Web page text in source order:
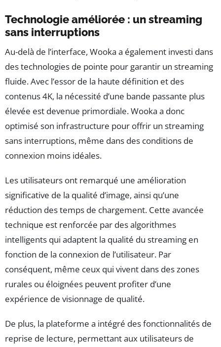
Technologie améliorée : un streaming
sans interruptions
Au-delà de l’interface, Wooka a également investi dans
des technologies de pointe pour garantir un streaming
fluide. Avec l’essor de la haute définition et des
contenus 4K, la nécessité d’une bande passante plus
élevée est devenue primordiale. Wooka a donc
optimisé son infrastructure pour offrir un streaming
sans interruptions, même dans des conditions de
connexion moins idéales.
Les utilisateurs ont remarqué une amélioration
significative de la qualité d’image, ainsi qu’une
réduction des temps de chargement. Cette avancée
technique est renforcée par des algorithmes
intelligents qui adaptent la qualité du streaming en
fonction de la connexion de l’utilisateur. Par
conséquent, même ceux qui vivent dans des zones
rurales ou éloignées peuvent profiter d’une
expérience de visionnage de qualité.
De plus, la plateforme a intégré des fonctionnalités de
reprise de lecture, permettant aux utilisateurs de